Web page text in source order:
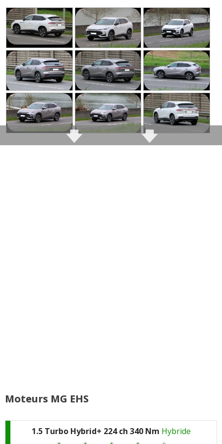
stupidité
Habitabilité arrière très
généreuse, avec
beaucoup d'espace aux
jambes, une bonne
largeur et un tunnel
central peu
envahissant. Pour une
famille, c'est un vrai
argument
Garantie 7 ans / 150 000
pour une marque qui
doit encore convaincre
une clientèle française
Marchepieds du PHEV
surtout décoratifs, et
qui servent aussi à
masquer une ligne
d'échappement pas très
glamour. Le cache
misère automobile
existe donc toujours, il a
juste changé de
nationalité
Ergonomie encore trop
écrans font sérieux,
mais les menus, les
latences et la logique
Moteurs MG EHS
1.5 Turbo Hybrid+ 224 ch 340 Nm Hybride